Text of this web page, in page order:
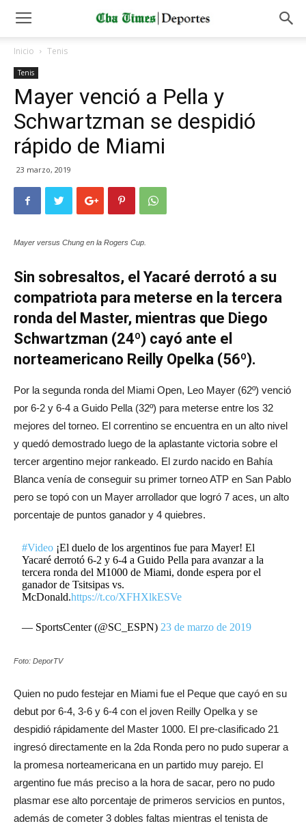
Inicio Tenis
Tenis
Mayer venció a Pella y
Schwartzman se despidió
rápido de Miami
23 marzo, 2019
Mayer versus Chung en la Rogers Cup.
Sin sobresaltos, el Yacaré derrotó a su
compatriota para meterse en la tercera
ronda del Master, mientras que Diego
Schwartzman (24º) cayó ante el
norteamericano Reilly Opelka (56º).
Por la segunda ronda del Miami Open, Leo Mayer (62º) venció
por 6-2 y 6-4 a Guido Pella (32º) para meterse entre los 32
mejores del torneo. El correntino se encuentra en un alto nivel
y quedó demostrado luego de la aplastante victoria sobre el
tercer argentino mejor rankeado. El zurdo nacido en Bahía
Blanca venía de conseguir su primer torneo ATP en San Pablo
pero se topó con un Mayer arrollador que logró 7 aces, un alto
porcentaje de puntos ganador y 4 quiebres.
#Video ¡El duelo de los argentinos fue para Mayer! El
Yacaré derrotó 6-2 y 6-4 a Guido Pella para avanzar a la
tercera ronda del M1000 de Miami, donde espera por el
ganador de Tsitsipas vs.
McDonald.https://t.co/XFHXlkESVe
— SportsCenter (@SC_ESPN) 23 de marzo de 2019
Foto: DeporTV
Quien no pudo festejar en Miami fue el Peque que cayó en su
debut por 6-4, 3-6 y 6-4 con el joven Reilly Opelka y se
despidió rápidamente del Master 1000. El pre-clasificado 21
ingresó directamente en la 2da Ronda pero no pudo superar a
la promesa norteamericana en un partido muy parejo. El
argentino fue más preciso a la hora de sacar, pero no pudo
plasmar ese alto porcentaje de primeros servicios en puntos,
además de cometer 3 dobles faltas mientras el tenista de